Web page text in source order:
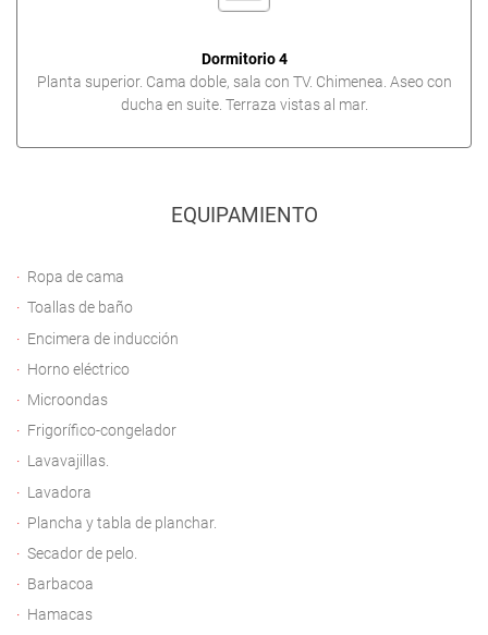
Dormitorio 4
Planta superior. Cama doble, sala con TV. Chimenea. Aseo con
ducha en suite. Terraza vistas al mar.
EQUIPAMIENTO
Ropa de cama
Toallas de baño
Encimera de inducción
Horno eléctrico
Microondas
Frigorífico-congelador
Lavavajillas.
Lavadora
Plancha y tabla de planchar.
Secador de pelo.
Barbacoa
Hamacas